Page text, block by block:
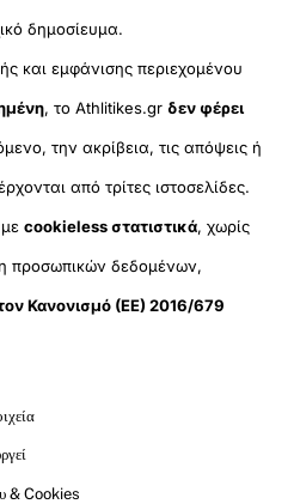
δημοσίευμα.
και εμφάνισης περιεχομένου
, το Athlitikes.gr δεν φέρει
την ακρίβεια, τις απόψεις ή
από τρίτες ιστοσελίδες.
μεcookieless στατιστικά, χωρίς
προσωπικών δεδομένων,
Κανονισμό (ΕΕ) 2016/679
& Cookies